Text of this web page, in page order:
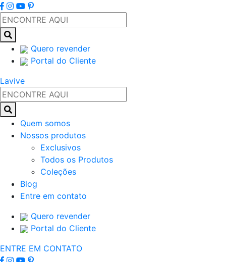
Quero revender
Portal do Cliente
Lavive
Quem somos
Nossos produtos
Exclusivos
Todos os Produtos
Coleções
Blog
Entre em contato
Quero revender
Portal do Cliente
ENTRE EM CONTATO